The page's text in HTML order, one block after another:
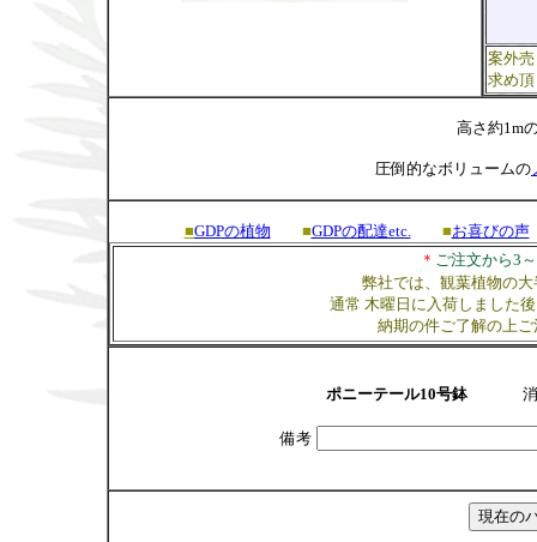
案外
求め
高さ約1m
圧倒的なボリュームの
■GDPの植物 ■GDPの配達etc. ■お喜びの声
＊ ご注文から3
弊社では、観葉植物の
通常 木曜日に入荷しました
納期の件ご了解の上
ポニーテール10号鉢
備考